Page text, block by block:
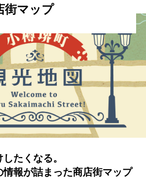
街マップ
たくなる。
情報が詰まった商店街マップ